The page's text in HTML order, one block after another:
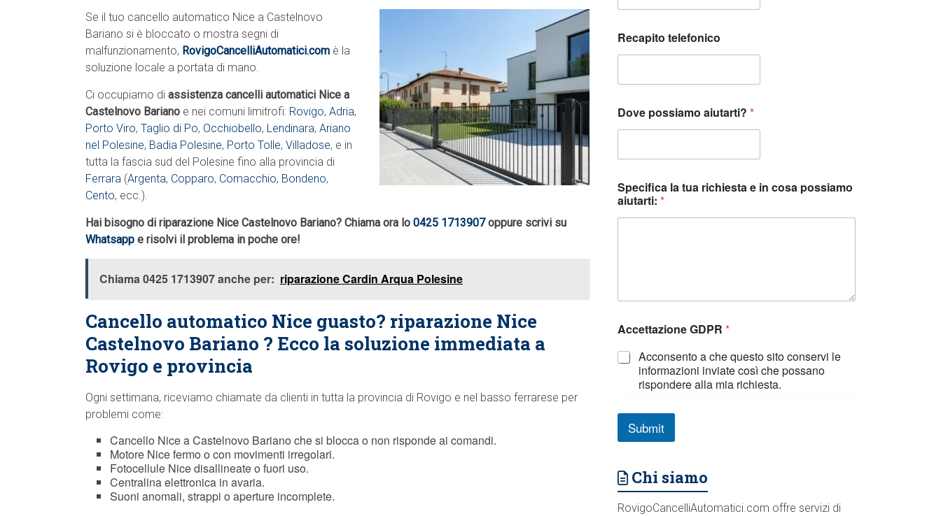
Se il tuo cancello automatico Nice a Castelnovo
Bariano si è bloccato o mostra segni di
malfunzionamento, RovigoCancelliAutomatici.com è la
soluzione locale a portata di mano.
Ci occupiamo di assistenza cancelli automatici Nice a
Castelnovo Bariano e nei comuni limitrofi: Rovigo, Adria,
Porto Viro, Taglio di Po, Occhiobello, Lendinara, Ariano
nel Polesine, Badia Polesine, Porto Tolle, Villadose, e in
tutta la fascia sud del Polesine fino alla provincia di
Ferrara (Argenta, Copparo, Comacchio, Bondeno,
Cento, ecc.).
Hai bisogno di riparazione Nice Castelnovo Bariano? Chiama ora lo 0425 1713907oppure scrivi su
Whatsapp e risolvi il problema in poche ore!
Chiama 0425 1713907 anche per: riparazione Cardin Arqua Polesine
Cancello automatico Nice guasto? riparazione Nice
Castelnovo Bariano ? Ecco la soluzione immediata a
Rovigo e provincia
Ogni settimana, riceviamo chiamate da clienti in tutta la provincia di Rovigo e nel basso ferrarese per
problemi come:
Cancello Nice a Castelnovo Bariano che si blocca o non risponde ai comandi.
Motore Nice fermo o con movimenti irregolari.
Fotocellule Nice disallineate o fuori uso.
Centralina elettronica in avaria.
Suoni anomali, strappi o aperture incomplete.
Recapito telefonico
E
m
i
e
Dove possiamo aiutarti?*
Specifica la tua richiesta e in cosa possiamo
aiutarti:*
Accettazione GDPR*
Acconsento a che questo sito conservi le
informazioni inviate così che possano
rispondere alla mia richiesta.
Submit
Chi siamo
RovigoCancelliAutomatici.com offre servizi di